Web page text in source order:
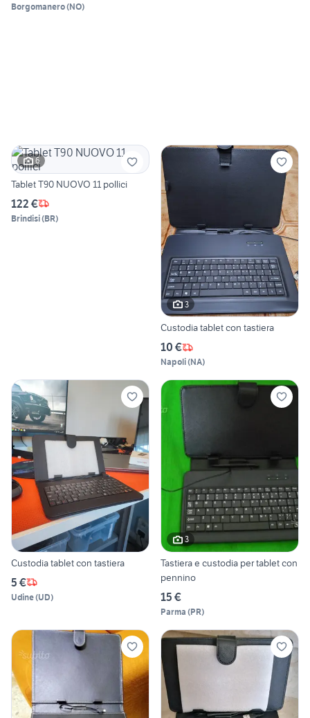
Borgomanero(NO)
6
Tablet T90 NUOVO 11 pollici
122 €
Brindisi(BR)
3
Custodia tablet con tastiera
10 €
Napoli(NA)
Custodia tablet con tastiera
5 €
Udine(UD)
3
Tastiera e custodia per tablet con
pennino
15 €
Parma (PR)